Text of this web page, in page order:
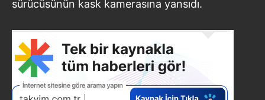
sürücüsünün kask kamerasına yansıdı.